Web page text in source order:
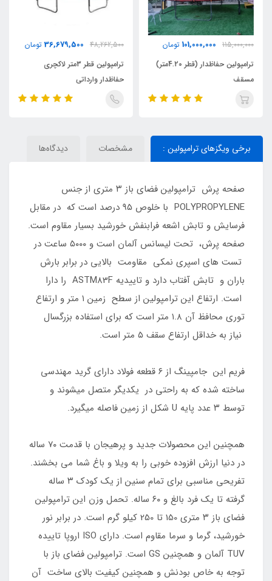
115,000,000
101,000,000 تومان
ترامپولین حفاظدار (قطر 4.20متر)
مسقف
48,262,500
36,679,500 تومان
ترامپولین قطر 3متر لاکچری
حفاظدار وارداتی
برخی ویگزهای ترامپولین : مشخصات دیدگاه‌ها
صفحه پرش ترامپولین فضای باز ۳ متری از جنس
POLYPROPYLENE با خلوص ۹۵ درصد است که در مقابل
فرسایش و تابش اشعه فرابنفش خورشید بسیار مقاوم است.
صفحه پرش، تحت لیسانس آلمان است و ۵۰۰۰ ساعت در
تست های اسپری نمکی مقاومت بالایی در برابر بارش
باران و تابش آفتاب دارد و تاییدیه ASTM83F را دارا
است. ارتفاع این ترامپولین از سطح زمین ۱ متر و ارتفاع
توری محافظ آن ۱.۸ متر است که برای استفاده بزرگسال
نیاز به خداقل ارتفاع سقف ۵ متر است.
فریم این جامپینگ از ۶ قطعه فولاد دارای گرید مهندسی
ساخته شده که به راحتی در یکدیگر متصل میشوند و
توسط ۳ عدد پایه U شکل از زمین فاصله میگیرد.
همچنین این محصولات جدید و پرهیجان با قدمت ۷۰ ساله
در دنیا ارزش افزوده خوبی را به ویلا و باغ شما می بخشند.
تفریحی مناسبی برای تمام سنین از یک کودک ۳ ساله
گرفته تا یک فرد بالغ و ۶۰ ساله. تحمل وزن این ترامپولین
فضای باز ۳ متری 150 تا 250 کیلو گرم است. در برابر نور
خورشید، گرما و سرما مقاوم است. دارای ISO اروپا تاییده
TUV آلمان و همچنین GS است. ترامپولین فضای باز با
توجه به خاص بودنش و همچنین کیفیت بالای ساخت آن